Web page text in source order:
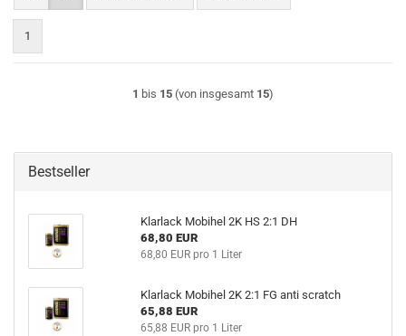
1
1 bis 15 (von insgesamt 15)
Bestseller
Klarlack Mobihel 2K HS 2:1 DH
68,80 EUR
68,80 EUR pro 1 Liter
Klarlack Mobihel 2K 2:1 FG anti scratch
65,88 EUR
65,88 EUR pro 1 Liter